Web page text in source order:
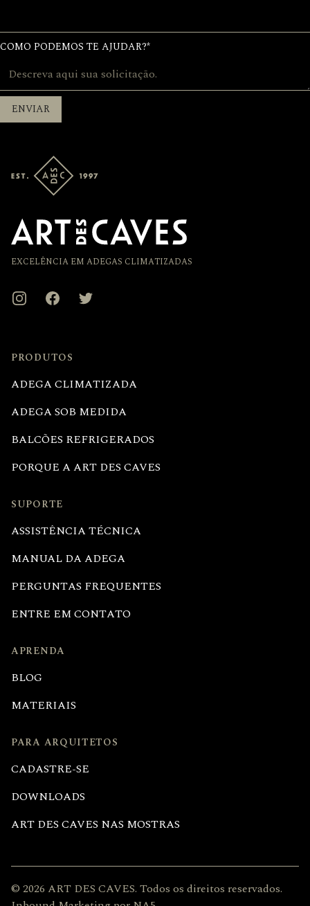
COMO PODEMOS TE AJUDAR?*
EXCELÊNCIA EM ADEGAS CLIMATIZADAS
InstagramFacebookTwitter
PRODUTOS
ADEGA CLIMATIZADA
ADEGA SOB MEDIDA
BALCÕES REFRIGERADOS
PORQUE A ART DES CAVES
SUPORTE
ASSISTÊNCIA TÉCNICA
MANUAL DA ADEGA
PERGUNTAS FREQUENTES
ENTRE EM CONTATO
APRENDA
BLOG
MATERIAIS
PARA ARQUITETOS
CADASTRE-SE
DOWNLOADS
ART DES CAVES NAS MOSTRAS
© 2026 ART DES CAVES. Todos os direitos reservados.